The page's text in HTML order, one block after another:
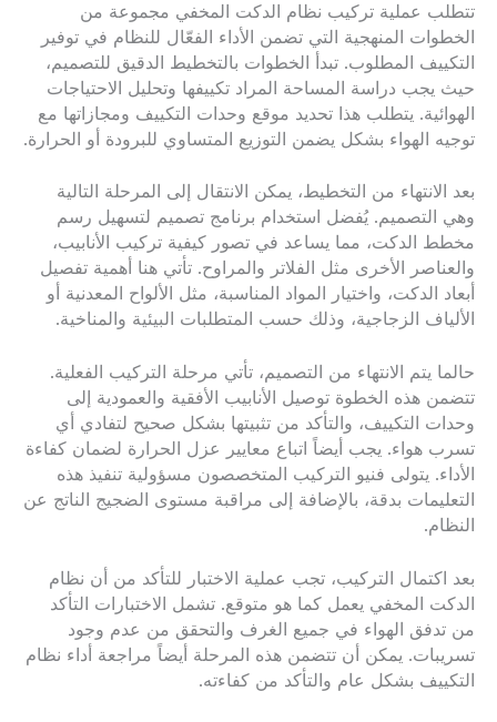
تتطلب عملية تركيب نظام الدكت المخفي مجموعة من
الخطوات المنهجية التي تضمن الأداء الفعّال للنظام في توفير
التكييف المطلوب. تبدأ الخطوات بالتخطيط الدقيق للتصميم،
حيث يجب دراسة المساحة المراد تكييفها وتحليل الاحتياجات
الهوائية. يتطلب هذا تحديد موقع وحدات التكييف ومجازاتها مع
توجيه الهواء بشكل يضمن التوزيع المتساوي للبرودة أو الحرارة.
بعد الانتهاء من التخطيط، يمكن الانتقال إلى المرحلة التالية
وهي التصميم. يُفضل استخدام برنامج تصميم لتسهيل رسم
مخطط الدكت، مما يساعد في تصور كيفية تركيب الأنابيب،
والعناصر الأخرى مثل الفلاتر والمراوح. تأتي هنا أهمية تفصيل
أبعاد الدكت، واختيار المواد المناسبة، مثل الألواح المعدنية أو
الألياف الزجاجية، وذلك حسب المتطلبات البيئية والمناخية.
حالما يتم الانتهاء من التصميم، تأتي مرحلة التركيب الفعلية.
تتضمن هذه الخطوة توصيل الأنابيب الأفقية والعمودية إلى
وحدات التكييف، والتأكد من تثبيتها بشكل صحيح لتفادي أي
تسرب هواء. يجب أيضاً اتباع معايير عزل الحرارة لضمان كفاءة
الأداء. يتولى فنيو التركيب المتخصصون مسؤولية تنفيذ هذه
التعليمات بدقة، بالإضافة إلى مراقبة مستوى الضجيج الناتج عن
النظام.
بعد اكتمال التركيب، تجب عملية الاختبار للتأكد من أن نظام
الدكت المخفي يعمل كما هو متوقع. تشمل الاختبارات التأكد
من تدفق الهواء في جميع الغرف والتحقق من عدم وجود
تسريبات. يمكن أن تتضمن هذه المرحلة أيضاً مراجعة أداء نظام
التكييف بشكل عام والتأكد من كفاءته.